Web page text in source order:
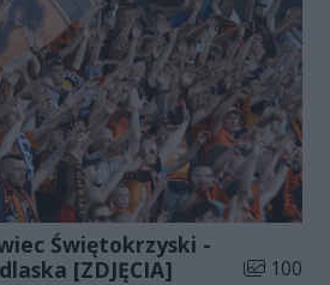
Świętokrzyski -
[ZDJĘCIA]
Liczba
100